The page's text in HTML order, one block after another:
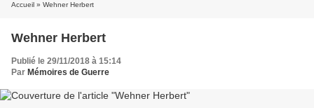
Accueil » Wehner Herbert
Wehner Herbert
Publié le 29/11/2018 à 15:14
Par Mémoires de Guerre